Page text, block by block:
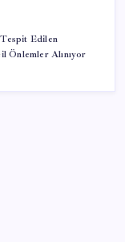
Edilen
Önlemler Alınıyor